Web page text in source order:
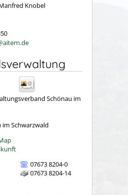
Knobel
Schönau im
im Schwarzwald
07673 8204-0
07673 8204-14